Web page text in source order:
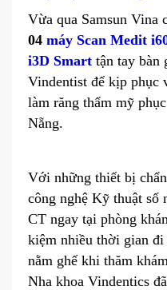
Vừa qua Samsun Vina
04 máy Scan Medit
i3D Smart tận tay bàn
Vindentist để kịp phục
làm răng thẩm mỹ
Nẵng.
Với những thiết bị
công nghệ Kỹ thuật số
CT ngay tại phòng
kiệm nhiều thời gian
nằm ghế khi thăm
Nha khoa Vindentics